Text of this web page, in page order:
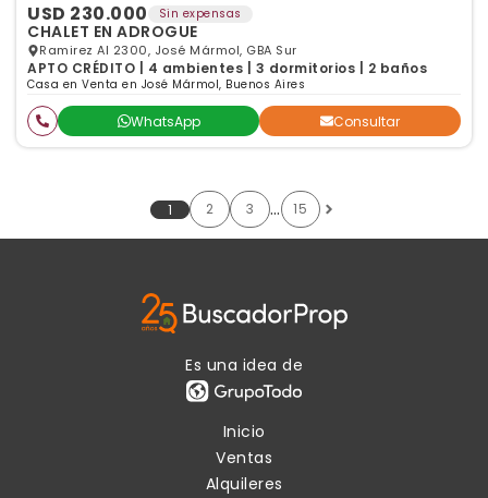
USD 230.000 Sin expensas
CHALET EN ADROGUE
Ramirez Al 2300, José Mármol, GBA Sur
APTO CRÉDITO | 4 ambientes | 3 dormitorios | 2 baños
Casa en Venta en José Mármol, Buenos Aires
WhatsApp Consultar
1 2 3 … 15
Es una idea de
Inicio
Ventas
Alquileres